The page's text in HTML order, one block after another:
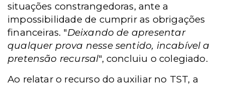
situações constrangedoras, ante a
impossibilidade de cumprir as obrigações
financeiras. "Deixando de apresentar
qualquer prova nesse sentido, incabível a
pretensão recursal", concluiu o colegiado.
Ao relatar o recurso do auxiliar no TST, a